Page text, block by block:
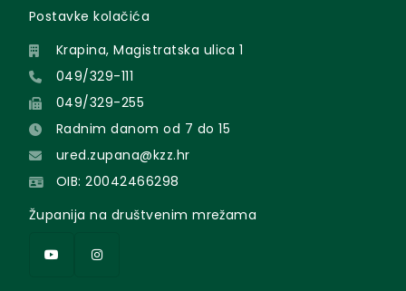
Postavke kolačića
Krapina, Magistratska ulica 1
049/329-111
049/329-255
Radnim danom od 7 do 15
ured.zupana@kzz.hr
OIB: 20042466298
Županija na društvenim mrežama